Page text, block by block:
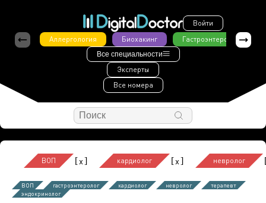
Войти
Аллергология
Биохакинг Гастроэнтерология
Все специальности
Эксперты
Все номера
ВОП [x] кардиолог [x] невролог
ВОП гастроэнтеролог кардиолог невролог
терапевт
эндокринолог